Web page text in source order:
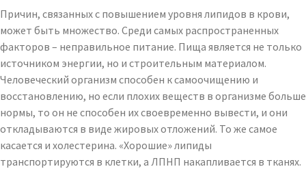
Причин, связанных с повышением уровня липидов в крови,
может быть множество. Среди самых распространенных
факторов – неправильное питание. Пища является не только
источником энергии, но и строительным материалом.
Человеческий организм способен к самоочищению и
восстановлению, но если плохих веществ в организме больше
нормы, то он не способен их своевременно вывести, и они
откладываются в виде жировых отложений. То же самое
касается и холестерина. «Хорошие» липиды
транспортируются в клетки, а ЛПНП накапливается в тканях.